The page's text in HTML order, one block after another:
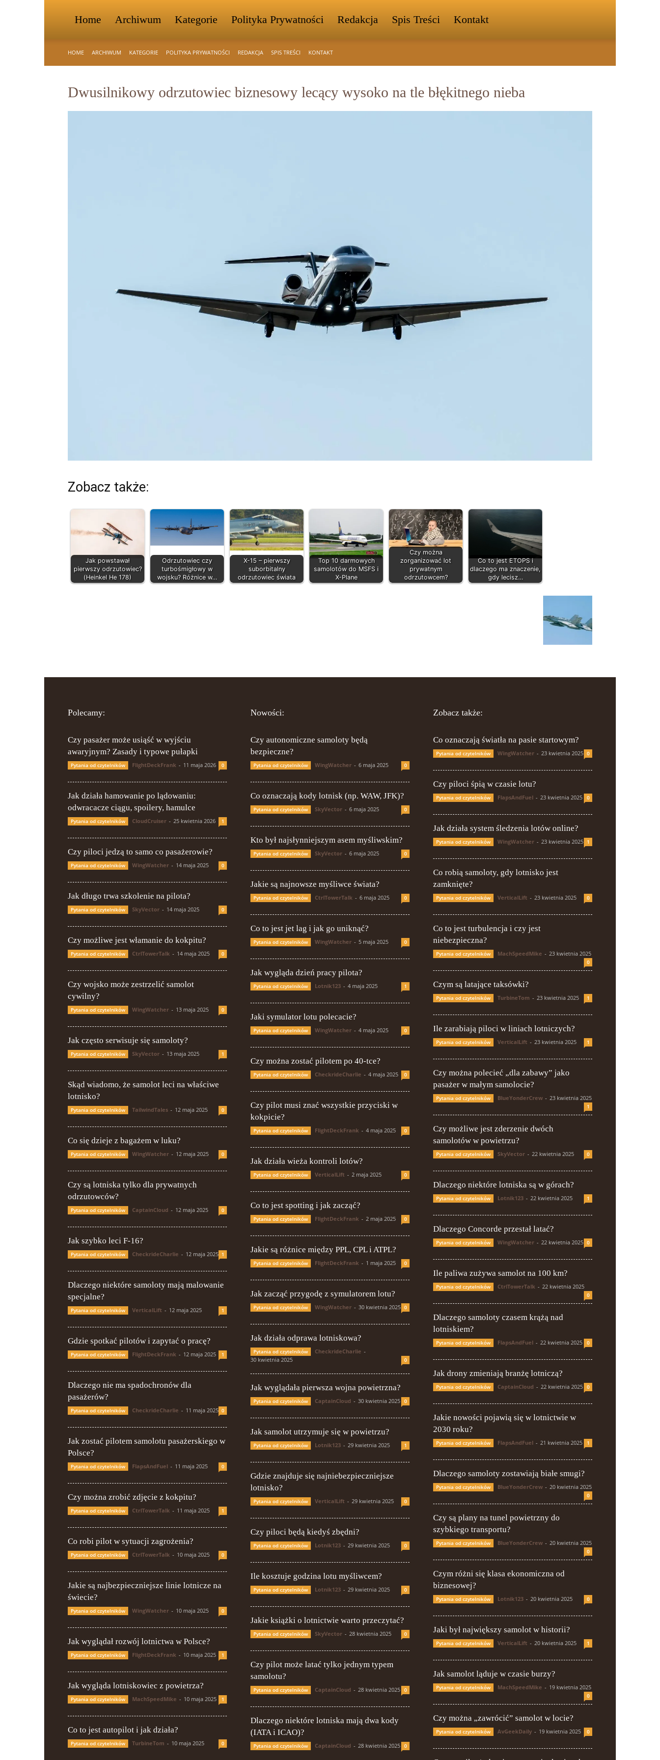
Home Archiwum Kategorie Polityka Prywatności Redakcja Spis Treści Kontakt
HOME ARCHIWUM KATEGORIE POLITYKA PRYWATNOŚCI REDAKCJA SPIS TREŚCI KONTAKT
Dwusilnikowy odrzutowiec biznesowy lecący wysoko na tle błękitnego nieba
Zobacz także:
Jak powstawał
pierwszy odrzutowiec?
(Heinkel He 178)
Odrzutowiec czy
turbośmigłowy w
wojsku? Różnice w…
X-15 – pierwszy
suborbitalny
odrzutowiec świata
Top 10 darmowych
samolotów do MSFS i
X-Plane
Czy można
zorganizować lot
prywatnym
odrzutowcem?
Co to jest ETOPS i
dlaczego ma znaczenie,
gdy lecisz…
Polecamy:
Czy pasażer może usiąść w wyjściu
awaryjnym? Zasady i typowe pułapki
Pytania od czytelników FlightDeckFrank - 11 maja 2026 0
Jak działa hamowanie po lądowaniu:
odwracacze ciągu, spoilery, hamulce
Pytania od czytelników CloudCruiser - 25 kwietnia 2026 1
Czy piloci jedzą to samo co pasażerowie?
Pytania od czytelników WingWatcher - 14 maja 2025 0
Jak długo trwa szkolenie na pilota?
Pytania od czytelników SkyVector - 14 maja 2025 0
Czy możliwe jest włamanie do kokpitu?
Pytania od czytelników CtrlTowerTalk - 14 maja 2025 0
Czy wojsko może zestrzelić samolot
cywilny?
Pytania od czytelników WingWatcher - 13 maja 2025 0
Jak często serwisuje się samoloty?
Pytania od czytelników SkyVector - 13 maja 2025 1
Skąd wiadomo, że samolot leci na właściwe
lotnisko?
Pytania od czytelników TailwindTales - 12 maja 2025 0
Co się dzieje z bagażem w luku?
Pytania od czytelników WingWatcher - 12 maja 2025 0
Czy są lotniska tylko dla prywatnych
odrzutowców?
Pytania od czytelników CaptainCloud - 12 maja 2025 0
Jak szybko leci F-16?
Pytania od czytelników CheckrideCharlie - 12 maja 2025 1
Dlaczego niektóre samoloty mają malowanie
specjalne?
Pytania od czytelników VerticalLift - 12 maja 2025 1
Gdzie spotkać pilotów i zapytać o pracę?
Pytania od czytelników FlightDeckFrank - 12 maja 2025 1
Dlaczego nie ma spadochronów dla
pasażerów?
Pytania od czytelników CheckrideCharlie - 11 maja 2025 0
Jak zostać pilotem samolotu pasażerskiego w
Polsce?
Pytania od czytelników FlapsAndFuel - 11 maja 2025 0
Czy można zrobić zdjęcie z kokpitu?
Pytania od czytelników CtrlTowerTalk - 11 maja 2025 1
Co robi pilot w sytuacji zagrożenia?
Pytania od czytelników CtrlTowerTalk - 10 maja 2025 0
Jakie są najbezpieczniejsze linie lotnicze na
świecie?
Pytania od czytelników WingWatcher - 10 maja 2025 0
Jak wyglądał rozwój lotnictwa w Polsce?
Pytania od czytelników FlightDeckFrank - 10 maja 2025 1
Jak wygląda lotniskowiec z powietrza?
Pytania od czytelników MachSpeedMike - 10 maja 2025 1
Co to jest autopilot i jak działa?
Pytania od czytelników TurbineTom - 10 maja 2025 0
Nowości:
Czy autonomiczne samoloty będą
bezpieczne?
Pytania od czytelników WingWatcher - 6 maja 2025 0
Co oznaczają kody lotnisk (np. WAW, JFK)?
Pytania od czytelników SkyVector - 6 maja 2025 0
Kto był najsłynniejszym asem myśliwskim?
Pytania od czytelników SkyVector - 6 maja 2025 0
Jakie są najnowsze myśliwce świata?
Pytania od czytelników CtrlTowerTalk - 6 maja 2025 0
Co to jest jet lag i jak go uniknąć?
Pytania od czytelników WingWatcher - 5 maja 2025 0
Jak wygląda dzień pracy pilota?
Pytania od czytelników Lotnik123 - 4 maja 2025 1
Jaki symulator lotu polecacie?
Pytania od czytelników WingWatcher - 4 maja 2025 0
Czy można zostać pilotem po 40-tce?
Pytania od czytelników CheckrideCharlie - 4 maja 2025 0
Czy pilot musi znać wszystkie przyciski w
kokpicie?
Pytania od czytelników FlightDeckFrank - 4 maja 2025 0
Jak działa wieża kontroli lotów?
Pytania od czytelników VerticalLift - 2 maja 2025 0
Co to jest spotting i jak zacząć?
Pytania od czytelników FlightDeckFrank - 2 maja 2025 0
Jakie są różnice między PPL, CPL i ATPL?
Pytania od czytelników FlightDeckFrank - 1 maja 2025 0
Jak zacząć przygodę z symulatorem lotu?
Pytania od czytelników WingWatcher - 30 kwietnia 2025 0
Jak działa odprawa lotniskowa?
Pytania od czytelników CheckrideCharlie -
30 kwietnia 2025
0
Jak wyglądała pierwsza wojna powietrzna?
Pytania od czytelników CaptainCloud - 30 kwietnia 2025 0
Jak samolot utrzymuje się w powietrzu?
Pytania od czytelników Lotnik123 - 29 kwietnia 2025 1
Gdzie znajduje się najniebezpieczniejsze
lotnisko?
Pytania od czytelników VerticalLift - 29 kwietnia 2025 0
Czy piloci będą kiedyś zbędni?
Pytania od czytelników Lotnik123 - 29 kwietnia 2025 0
Ile kosztuje godzina lotu myśliwcem?
Pytania od czytelników Lotnik123 - 29 kwietnia 2025 0
Jakie książki o lotnictwie warto przeczytać?
Pytania od czytelników SkyVector - 28 kwietnia 2025 0
Czy pilot może latać tylko jednym typem
samolotu?
Pytania od czytelników CaptainCloud - 28 kwietnia 2025 0
Dlaczego niektóre lotniska mają dwa kody
(IATA i ICAO)?
Pytania od czytelników CaptainCloud - 28 kwietnia 2025 0
Zobacz także:
Co oznaczają światła na pasie startowym?
Pytania od czytelników WingWatcher - 23 kwietnia 2025 0
Czy piloci śpią w czasie lotu?
Pytania od czytelników FlapsAndFuel - 23 kwietnia 2025 0
Jak działa system śledzenia lotów online?
Pytania od czytelników WingWatcher - 23 kwietnia 2025 1
Co robią samoloty, gdy lotnisko jest
zamknięte?
Pytania od czytelników VerticalLift - 23 kwietnia 2025 0
Co to jest turbulencja i czy jest
niebezpieczna?
Pytania od czytelników MachSpeedMike - 23 kwietnia 2025
0
Czym są latające taksówki?
Pytania od czytelników TurbineTom - 23 kwietnia 2025 1
Ile zarabiają piloci w liniach lotniczych?
Pytania od czytelników VerticalLift - 23 kwietnia 2025 1
Czy można polecieć „dla zabawy” jako
pasażer w małym samolocie?
Pytania od czytelników BlueYonderCrew - 23 kwietnia 2025
1
Czy możliwe jest zderzenie dwóch
samolotów w powietrzu?
Pytania od czytelników SkyVector - 22 kwietnia 2025 0
Dlaczego niektóre lotniska są w górach?
Pytania od czytelników Lotnik123 - 22 kwietnia 2025 1
Dlaczego Concorde przestał latać?
Pytania od czytelników WingWatcher - 22 kwietnia 2025 0
Ile paliwa zużywa samolot na 100 km?
Pytania od czytelników CtrlTowerTalk - 22 kwietnia 2025
0
Dlaczego samoloty czasem krążą nad
lotniskiem?
Pytania od czytelników FlapsAndFuel - 22 kwietnia 2025 0
Jak drony zmieniają branżę lotniczą?
Pytania od czytelników CaptainCloud - 22 kwietnia 2025 0
Jakie nowości pojawią się w lotnictwie w
2030 roku?
Pytania od czytelników FlapsAndFuel - 21 kwietnia 2025 1
Dlaczego samoloty zostawiają białe smugi?
Pytania od czytelników BlueYonderCrew - 20 kwietnia 2025
0
Czy są plany na tunel powietrzny do
szybkiego transportu?
Pytania od czytelników BlueYonderCrew - 20 kwietnia 2025
0
Czym różni się klasa ekonomiczna od
biznesowej?
Pytania od czytelników Lotnik123 - 20 kwietnia 2025 0
Jaki był największy samolot w historii?
Pytania od czytelników VerticalLift - 20 kwietnia 2025 1
Jak samolot ląduje w czasie burzy?
Pytania od czytelników MachSpeedMike - 19 kwietnia 2025
0
Czy można „zawrócić” samolot w locie?
Pytania od czytelników AvGeekDaily - 19 kwietnia 2025 0